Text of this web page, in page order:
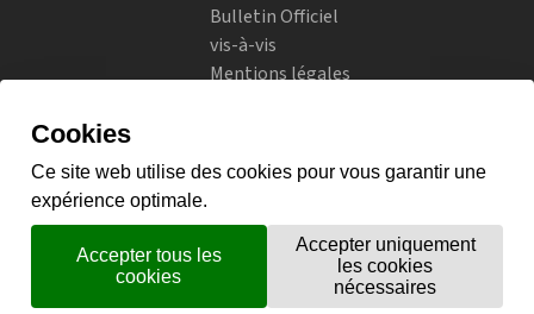
Bulletin Officiel
vis-à-vis
Mentions légales
Instagram
flickr